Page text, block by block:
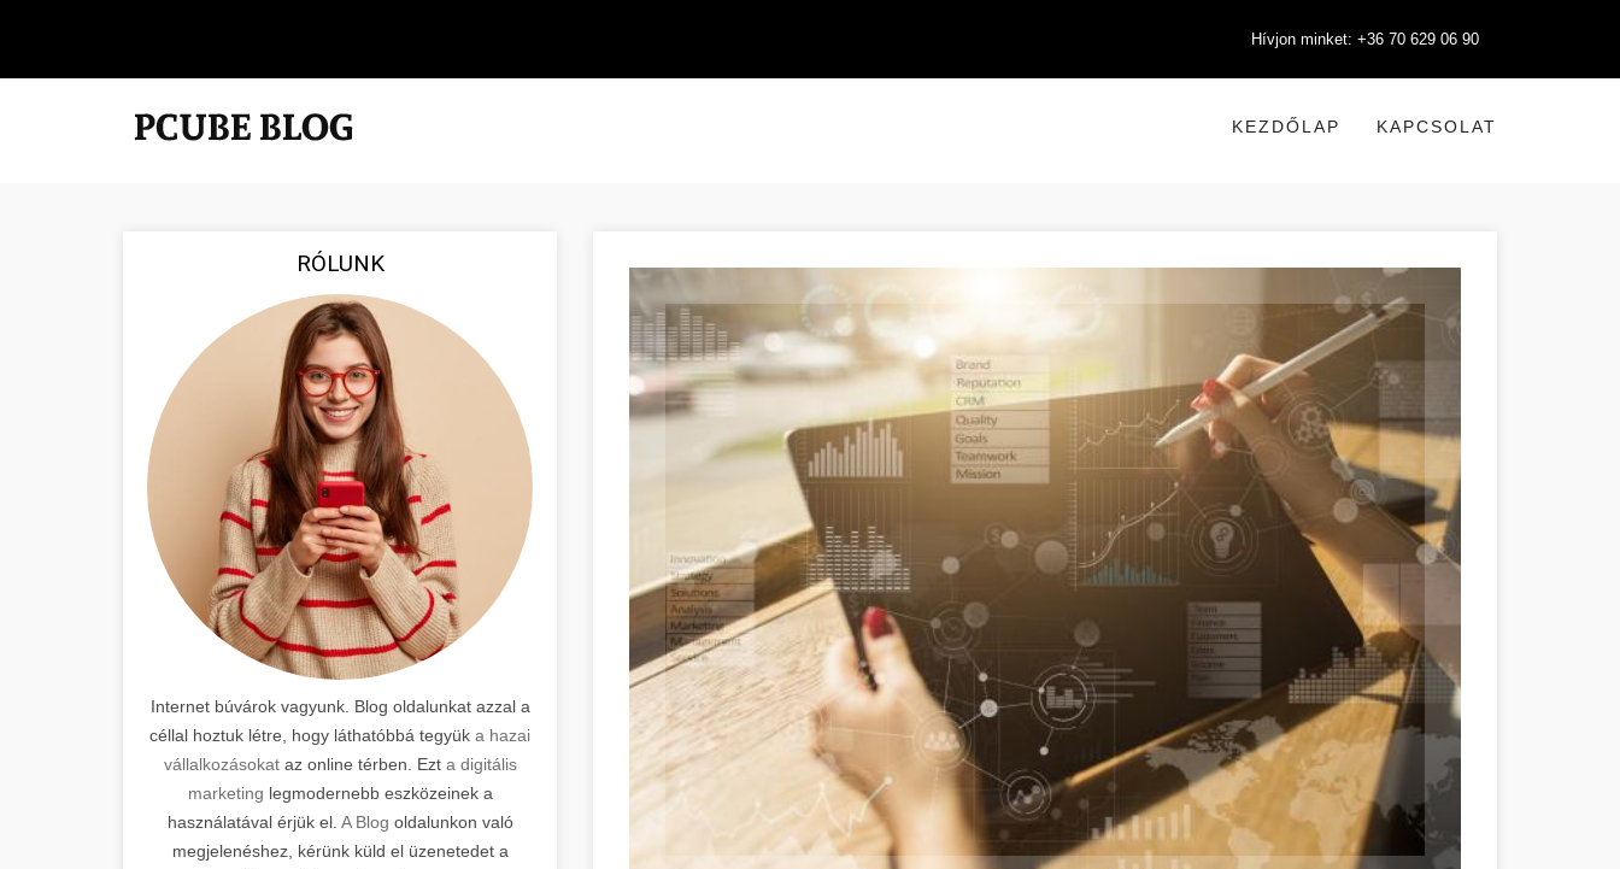
Hívjon minket: +36 70 629 06 90
KEZDŐLAP KAPCSOLAT
RÓLUNK
Internet búvárok vagyunk. Blog oldalunkat azzal a
céllal hoztuk létre, hogy láthatóbbá tegyük a hazai
vállalkozásokataz online térben. Ezt a digitális
marketing legmodernebb eszközeinek a
használatával érjük el. A Blog oldalunkon való
megjelenéshez, kérünk küld el üzenetedet a